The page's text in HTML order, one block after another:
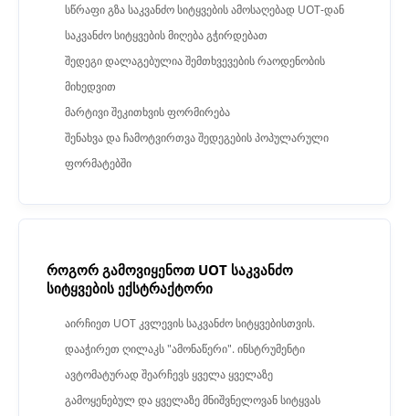
სწრაფი გზა საკვანძო სიტყვების ამოსაღებად UOT-დან
საკვანძო სიტყვების მიღება გჭირდებათ
შედეგი დალაგებულია შემთხვევების რაოდენობის
მიხედვით
მარტივი შეკითხვის ფორმირება
შენახვა და ჩამოტვირთვა შედეგების პოპულარული
ფორმატებში
როგორ გამოვიყენოთ UOT საკვანძო
სიტყვების ექსტრაქტორი
აირჩიეთ UOT კვლევის საკვანძო სიტყვებისთვის.
დააჭირეთ ღილაკს "ამონაწერი". ინსტრუმენტი
ავტომატურად შეარჩევს ყველა ყველაზე
გამოყენებულ და ყველაზე მნიშვნელოვან სიტყვას